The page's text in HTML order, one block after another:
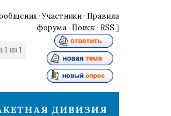
·Участники · Правила
форума · Поиск · RSS ]
1 из 1
ДИВИЗИЯ